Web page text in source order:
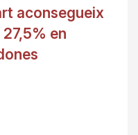
aconsegueix
en